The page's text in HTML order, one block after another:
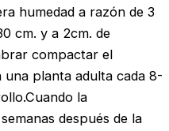
humedad a razón de 3
cm. y a 2cm. de
compactar el
una planta adulta cada 8-
la
después de la